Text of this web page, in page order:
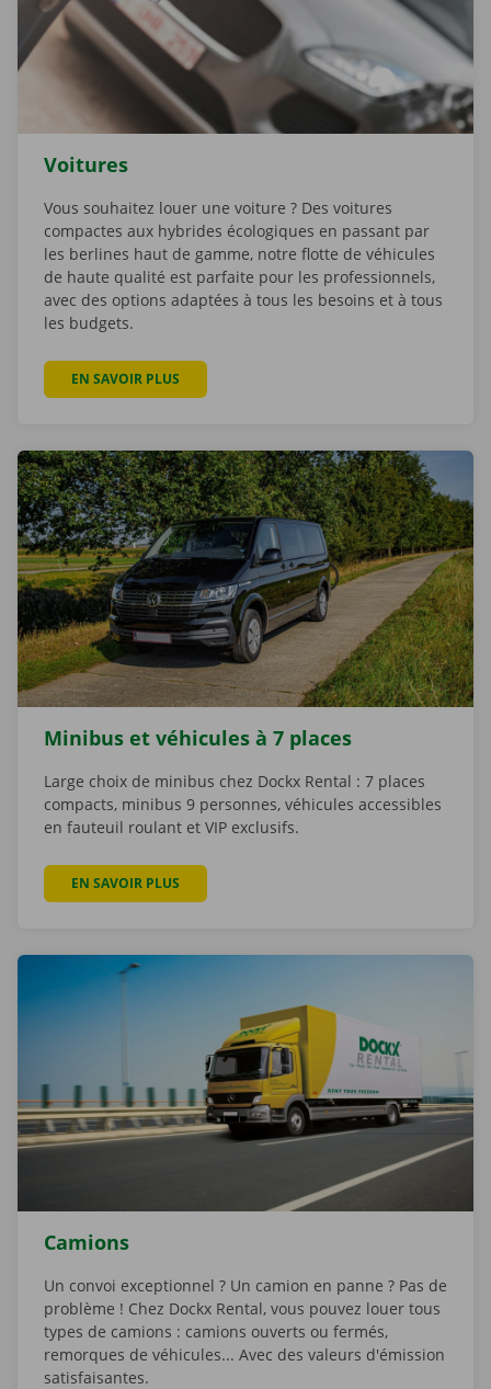
Voitures
Vous souhaitez louer une voiture ? Des voitures
compactes aux hybrides écologiques en passant par
les berlines haut de gamme, notre flotte de véhicules
de haute qualité est parfaite pour les professionnels,
avec des options adaptées à tous les besoins et à tous
les budgets.
EN SAVOIR PLUS
Minibus et véhicules à 7 places
Large choix de minibus chez Dockx Rental : 7 places
compacts, minibus 9 personnes, véhicules accessibles
en fauteuil roulant et VIP exclusifs.
EN SAVOIR PLUS
Camions
Un convoi exceptionnel ? Un camion en panne ? Pas de
problème ! Chez Dockx Rental, vous pouvez louer tous
types de camions : camions ouverts ou fermés,
remorques de véhicules... Avec des valeurs d'émission
satisfaisantes.